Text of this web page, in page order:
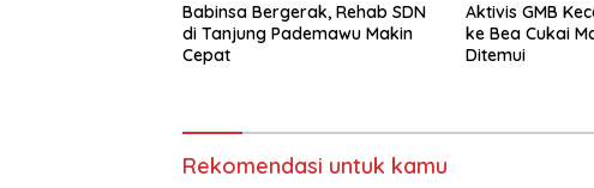
Babinsa Bergerak, Rehab SDN
di Tanjung Pademawu Makin
Cepat
Aktivis GMB
ke Bea Cukai
Ditemui
Rekomendasi untuk kamu